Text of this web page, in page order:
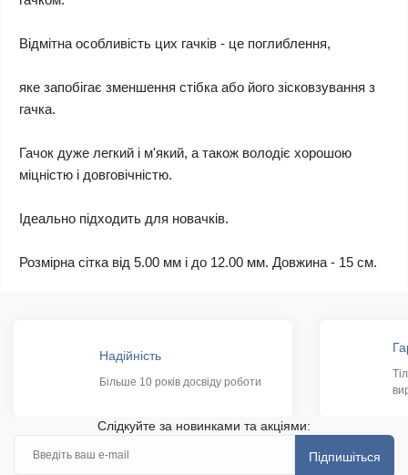
Відмітна особливість цих гачків - це поглиблення,
яке запобігає зменшення стібка або його зісковзування з
гачка.
Гачок дуже легкий і м'який, а також володіє хорошою
міцністю і довговічністю.
Ідеально підходить для новачків.
Розмірна сітка від 5.00 мм і до 12.00 мм. Довжина - 15 см.
Надійність
Більше 10 років досвіду роботи
Слідкуйте за новинками та акціями:
Підпишіться